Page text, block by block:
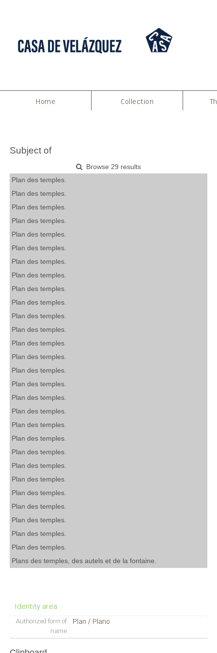
Home Collection
Subject of
Browse 29 results
Plan des temples.
Plan des temples.
Plan des temples.
Plan des temples.
Plan des temples.
Plan des temples.
Plan des temples.
Plan des temples.
Plan des temples.
Plan des temples.
Plan des temples.
Plan des temples.
Plan des temples.
Plan des temples.
Plan des temples.
Plan des temples.
Plan des temples.
Plan des temples.
Plan des temples.
Plan des temples.
Plan des temples.
Plan des temples.
Plan des temples.
Plan des temples.
Plan des temples.
Plan des temples.
Plan des temples.
Plan des temples.
Plans des temples, des autels et de la fontaine.
Identity area
Authorized form of
name
Plan / Plano